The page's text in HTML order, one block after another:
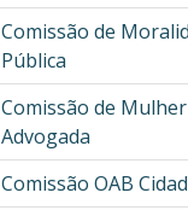
Comissão de
Pública
Comissão de Mulher
Advogada
Comissão OAB